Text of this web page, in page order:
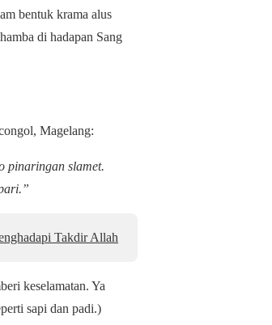
bentuk krama alus
di hadapan Sang
Magelang:
pinaringan slamet.
Takdir Allah
keselamatan. Ya
sapi dan padi.)